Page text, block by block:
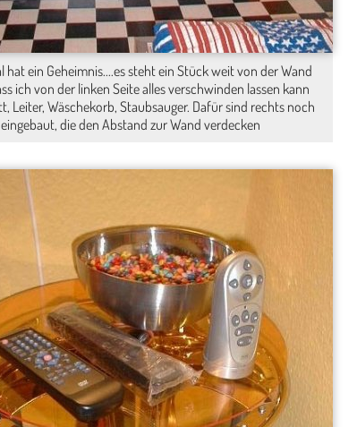
hat ein Geheimnis....es steht ein Stück weit von der Wand
ich von der linken Seite alles verschwinden lassen kann
Leiter, Wäschekorb, Staubsauger. Dafür sind rechts noch
eingebaut, die den Abstand zur Wand verdecken